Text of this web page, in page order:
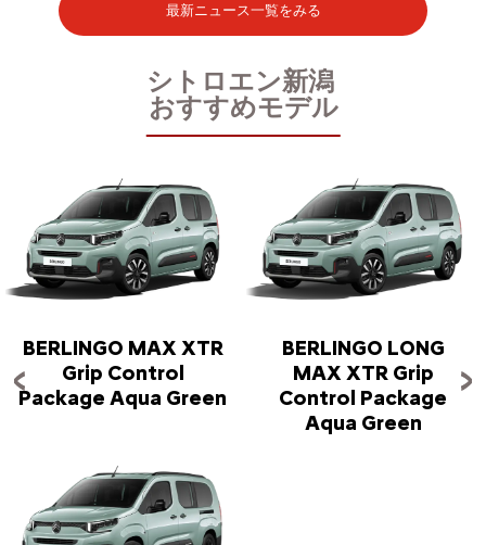
最新ニュース一覧をみる
シトロエン新潟
おすすめモデル
BERLINGO MAX XTR
Grip Control
Package Aqua Green
BERLINGO LONG
MAX XTR Grip
Control Package
Aqua Green